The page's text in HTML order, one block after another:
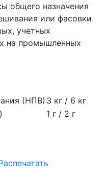
общего назначения
или фасовки
учетных
на промышленных
(НПВ) 3 кг / 6 кг
1 г / 2 г